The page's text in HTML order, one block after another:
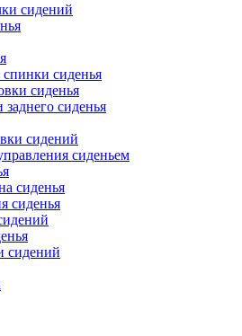
сидений
сиденья
сиденья
сиденья
сидений
сиденьем
сиденья
сиденья
сидений